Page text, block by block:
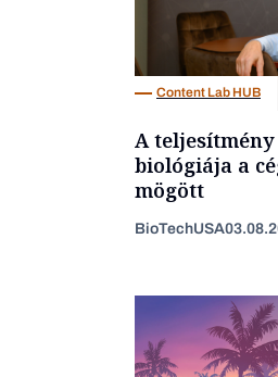
Content Lab HUB
A
biológiája a
mögött
BioTechUSA